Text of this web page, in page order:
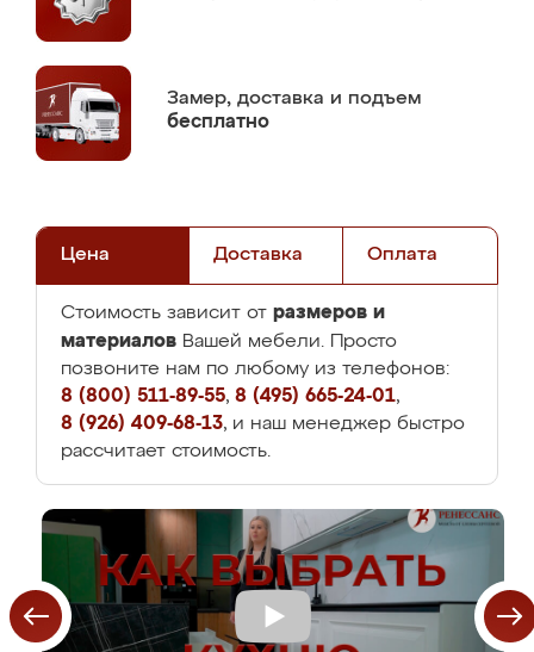
Замер, доставка и подъем
бесплатно
Цена Доставка Оплата
Стоимость зависит от размеров и
материалов Вашей мебели. Просто
позвоните нам по любому из телефонов:
8 (800) 511-89-55, 8 (495) 665-24-01,
8 (926) 409-68-13, и наш менеджер быстро
рассчитает стоимость.